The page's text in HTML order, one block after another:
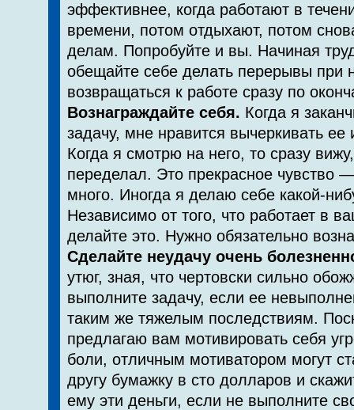
эффективнее, ко­гда работают в
времени, потом отдыхают, потом
делам. Попробуйте и вы. Начиная
обещайте себе делать перерывы при
возвра­щаться к работе сразу по
Вознаграждайте себя. Когда я
задачу, мне нравится вычеркивать ее
Когда я смотрю на него, то сразу
переделал. Это прекрасное чувство
много. Иногда я делаю себе какой-
Независимо от того, что работает в
делайте это. Нужно обязательно
Сделайте неудачу очень
утюг, зная, что чертовски сильно
выполните задачу, если ее
таким же тяжелым последствиям.
предлагаю вам мотивировать себя
боли, от­личным мотиватором могут
другу бумажку в сто долларов и
ему эти деньги, если не выполните